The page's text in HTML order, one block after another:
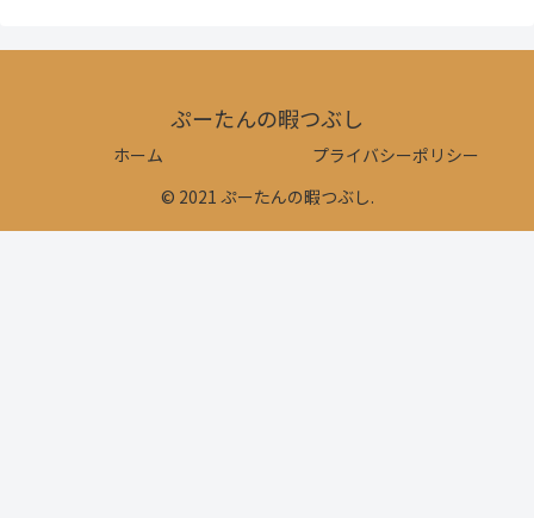
ぷーたんの暇つぶし
ホーム
プライバシーポリシー
© 2021 ぷーたんの暇つぶし.